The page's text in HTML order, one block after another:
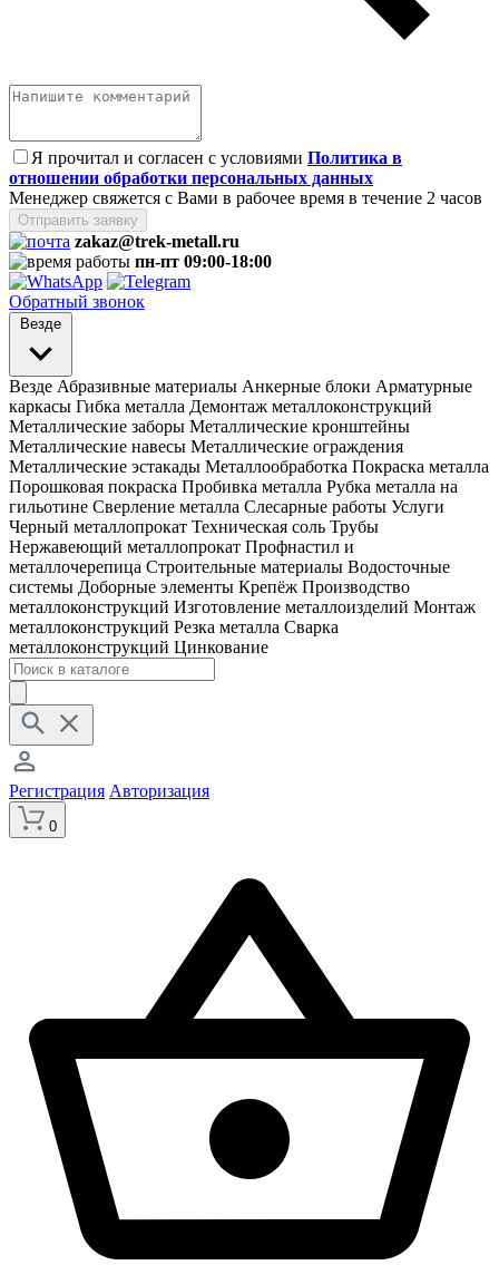
Я прочитал и согласен с условиями Политика в
отношении обработки персональных данных
Менеджер свяжется с Вами в рабочее время в течение 2 часов
Отправить заявку
zakaz@trek-metall.ru
пн-пт 09:00-18:00
Обратный звонок
Везде
Везде Абразивные материалы Анкерные блоки Арматурные
каркасы Гибка металла Демонтаж металлоконструкций
Металлические заборы Металлические кронштейны
Металлические навесы Металлические ограждения
Металлические эстакады Металлообработка Покраска металла
Порошковая покраска Пробивка металла Рубка металла на
гильотине Сверление металла Слесарные работы Услуги
Черный металлопрокат Техническая соль Трубы
Нержавеющий металлопрокат Профнастил и
металлочерепица Строительные материалы Водосточные
системы Доборные элементы Крепёж Производство
металлоконструкций Изготовление металлоизделий Монтаж
металлоконструкций Резка металла Сварка
металлоконструкций Цинкование
Регистрация Авторизация
0